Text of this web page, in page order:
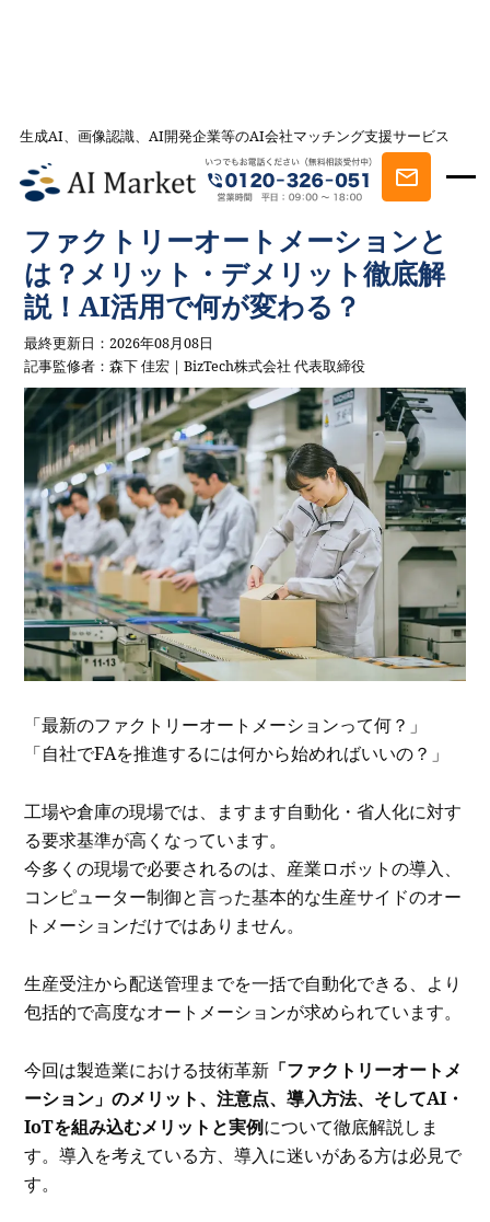
生成AI、画像認識、AI開発企業等のAI会社マッチング支援サービス
AI会社とのマッチングは AI Market
記事一覧
AI事例・AI活用法を探す
ファクトリーオートメーションと
は？メリット・デメリット徹底解説！AI活用で何が変わる？
ファクトリーオートメーションと
は？メリット・デメリット徹底解
説！AI活用で何が変わる？
最終更新日：2026年08月08日
記事監修者：森下 佳宏｜BizTech株式会社 代表取締役
「最新のファクトリーオートメーションって何？」
「自社でFAを推進するには何から始めればいいの？」
工場や倉庫の現場では、ますます自動化・省人化に対す
る要求基準が高くなっています。
今多くの現場で必要されるのは、産業ロボットの導入、
コンピューター制御と言った基本的な生産サイドのオー
トメーションだけではありません。
生産受注から配送管理までを一括で自動化できる、より
包括的で高度なオートメーションが求められています。
今回は製造業における技術革新 「ファクトリーオートメ
ーション」のメリット、注意点、導入方法、そしてAI・
IoTを組み込むメリットと実例について徹底解説しま
す。導入を考えている方、導入に迷いがある方は必見で
す。